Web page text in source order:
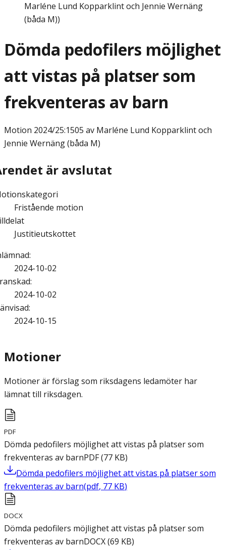
Marléne Lund Kopparklint och Jennie Wernäng
(båda M))
Dömda pedofilers möjlighet
att vistas på platser som
frekventeras av barn
Motion 2024/25:1505 av Marléne Lund Kopparklint och
Jennie Wernäng (båda M)
är avslutat
Fristående motion
Justitieutskottet
:
2024-10-02
:
2024-10-02
:
2024-10-15
Motioner
Motioner är förslag som riksdagens ledamöter har
lämnat till riksdagen.
PDF
Dömda pedofilers möjlighet att vistas på platser som
frekventeras av barnPDF(77 KB)
Dömda pedofilers möjlighet att vistas på platser som
frekventeras av barn(pdf, 77 KB)
DOCX
Dömda pedofilers möjlighet att vistas på platser som
frekventeras av barnDOCX(69 KB)